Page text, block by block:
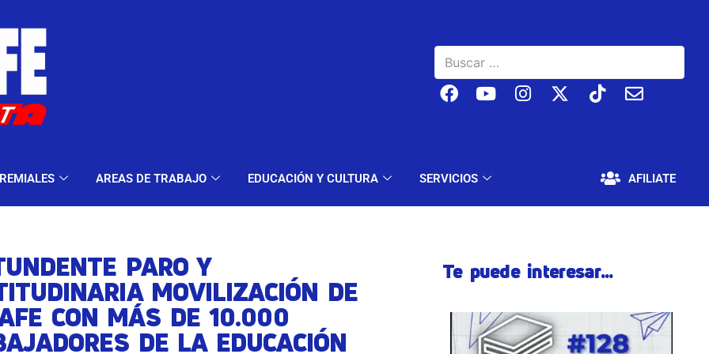
AREAS DE TRABAJO EDUCACIÓN Y CULTURA SERVICIOS AFILIATE
Y MODALIDADES GREMIALES AREAS DE TRABAJO EDUCACIÓN Y CULTURA SERVICIOS
PARO Y
MOVILIZACIÓN DE
CON MÁS DE 10.000
DE LA EDUCACIÓN
Te puede interesar...